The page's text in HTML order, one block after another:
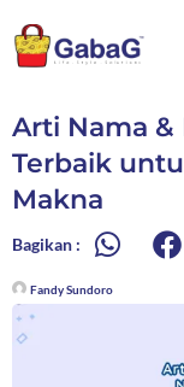
ke
konten
Arti Nama &
Terbaik
Makna
Bagikan :
Fandy Sundoro